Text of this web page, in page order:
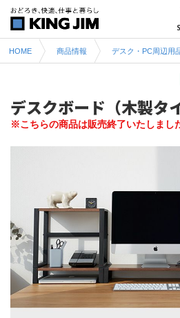
HOME 商品情報 デスク・PC周辺用
デスクボード（木製タ
※こちらの商品は販売終了いたしまし